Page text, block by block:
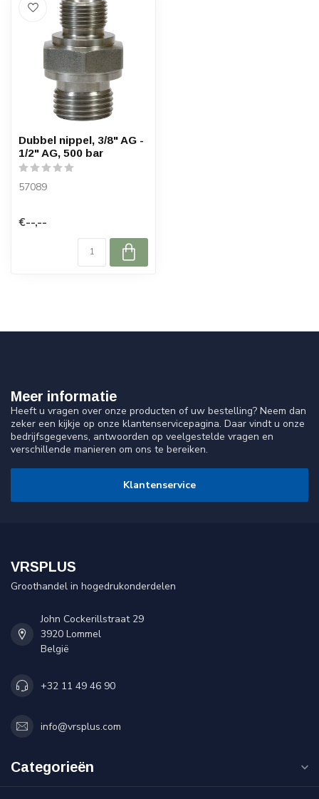
Dubbel nippel, 3/8" AG -
1/2" AG, 500 bar
57089
€--,--
Meer informatie
Heeft u vragen over onze producten of uw bestelling? Neem dan
zeker een kijkje op onze klantenservicepagina. Daar vindt u onze
bedrijfsgegevens, antwoorden op veelgestelde vragen en
verschillende manieren om ons te bereiken.
Klantenservice
VRSPLUS
Groothandel in hogedrukonderdelen
John Cockerillstraat 29
3920 Lommel
België
+32 11 49 46 90
info@vrsplus.com
Categorieën